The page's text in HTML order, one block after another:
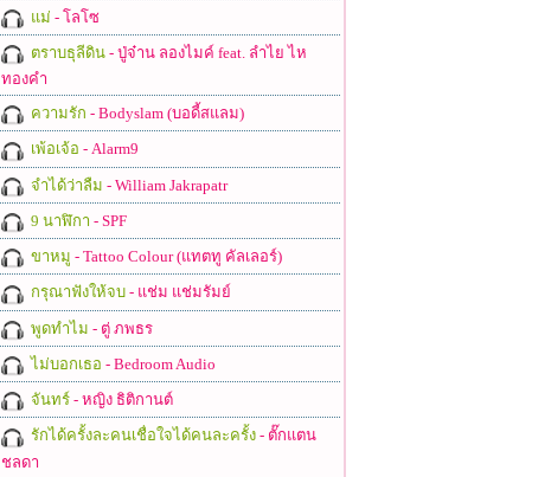
แม่ - โลโซ
ตราบธุลีดิน- ปู่จ๋าน ลองไมค์ feat. ลำไย ไห
ทองคำ
ความรัก - Bodyslam (บอดี้สแลม)
เพ้อเจ้อ - Alarm9
จำได้ว่าลืม - William Jakrapatr
9 นาฬิกา - SPF
ขาหมู - Tattoo Colour (แทตทู คัลเลอร์)
กรุณาฟังให้จบ- แช่ม แช่มรัมย์
พูดทำไม - ตู่ ภพธร
ไม่บอกเธอ - Bedroom Audio
จันทร์- หญิง ธิติกานต์
รักได้ครั้งละคนเชื่อใจได้คนละครั้ง- ตั๊กแตน
ชลดา